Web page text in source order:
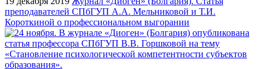
преподавателей СПбГУП А.А. Мельниковой и Т.И.
Короткиной о профессиональном выгорании